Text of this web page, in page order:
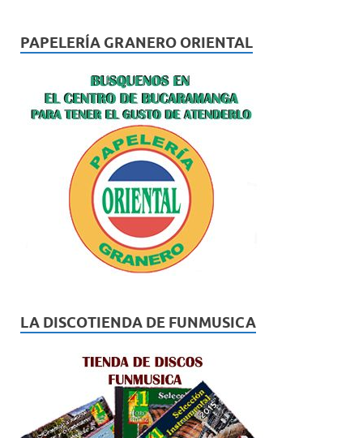
PAPELERÍA GRANERO ORIENTAL
LA DISCOTIENDA DE FUNMUSICA